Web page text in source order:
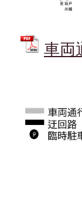
車両